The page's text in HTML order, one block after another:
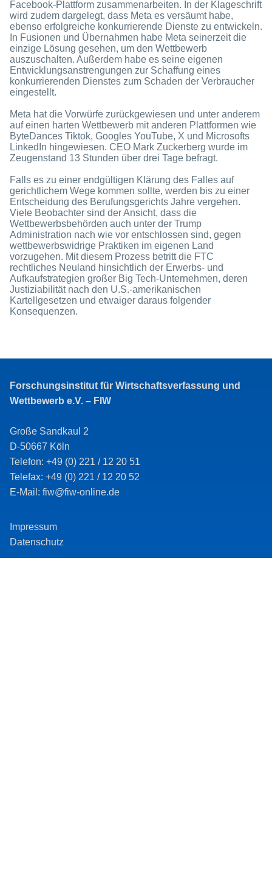
Facebook-Plattform zusammenarbeiten. In der Klageschrift
wird zudem dargelegt, dass Meta es versäumt habe,
ebenso erfolgreiche konkurrierende Dienste zu entwickeln.
In Fusionen und Übernahmen habe Meta seinerzeit die
einzige Lösung gesehen, um den Wettbewerb
auszuschalten. Außerdem habe es seine eigenen
Entwicklungsanstrengungen zur Schaffung eines
konkurrierenden Dienstes zum Schaden der Verbraucher
eingestellt.
Meta hat die Vorwürfe zurückgewiesen und unter anderem
auf einen harten Wettbewerb mit anderen Plattformen wie
ByteDances Tiktok, Googles YouTube, X und Microsofts
LinkedIn hingewiesen. CEO Mark Zuckerberg wurde im
Zeugenstand 13 Stunden über drei Tage befragt.
Falls es zu einer endgültigen Klärung des Falles auf
gerichtlichem Wege kommen sollte, werden bis zu einer
Entscheidung des Berufungsgerichts Jahre vergehen.
Viele Beobachter sind der Ansicht, dass die
Wettbewerbsbehörden auch unter der Trump
Administration nach wie vor entschlossen sind, gegen
wettbewerbswidrige Praktiken im eigenen Land
vorzugehen. Mit diesem Prozess betritt die FTC
rechtliches Neuland hinsichtlich der Erwerbs- und
Aufkaufstrategien großer Big Tech-Unternehmen, deren
Justiziabilität nach den U.S.-amerikanischen
Kartellgesetzen und etwaiger daraus folgender
Konsequenzen.
Forschungsinstitut für Wirtschaftsverfassung und
Wettbewerb e.V. – FIW
Große Sandkaul 2
D-50667 Köln
Telefon: +49 (0) 221 / 12 20 51
Telefax: +49 (0) 221 / 12 20 52
E-Mail: fiw@fiw-online.de
Impressum
Datenschutz